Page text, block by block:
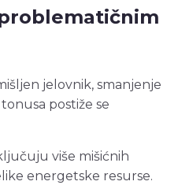
jelovnik, smanjenje
postiže se
više mišićnih
energetske resurse.